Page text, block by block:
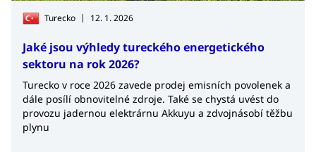
Turecko | 12. 1. 2026
Jaké jsou výhledy tureckého energetického
sektoru na rok 2026?
Turecko v roce 2026 zavede prodej emisních povolenek a
dále posílí obnovitelné zdroje. Také se chystá uvést do
provozu jadernou elektrárnu Akkuyu a zdvojnásobí těžbu
plynu